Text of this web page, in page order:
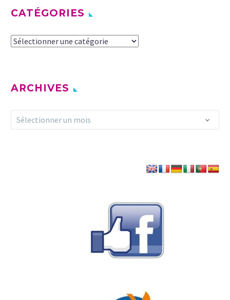
CATÉGORIES
Catégories
ARCHIVES
Archives
Sélectionner un mois